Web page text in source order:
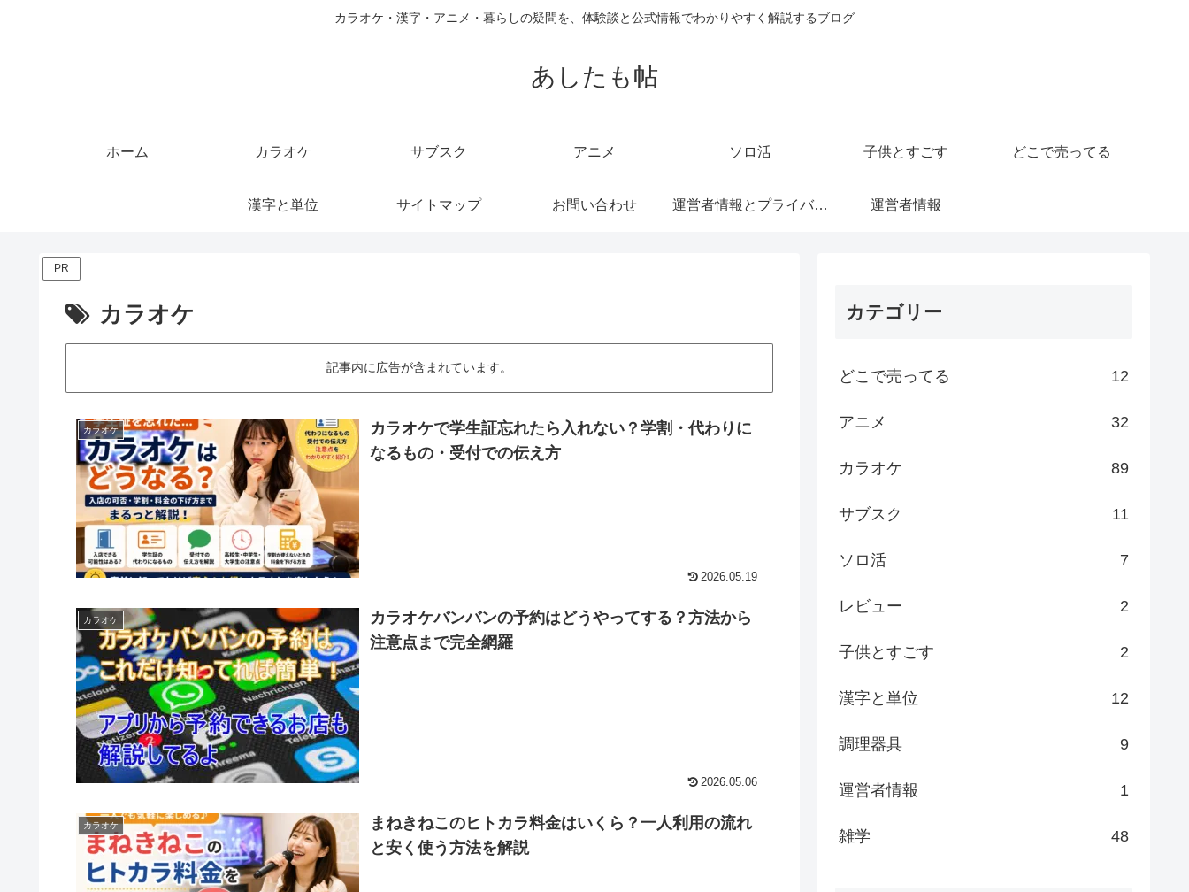
カラオケ・漢字・アニメ・暮らしの疑問を、体験談と公式情報でわかりやすく解説するブログ
あしたも帖
ホーム カラオケ サブスク アニメ ソロ活 子供とすごす どこで売ってる
漢字と単位 サイトマップ お問い合わせ 運営者情報とプライバシーポリシー 運営者情報
PR
カラオケ
記事内に広告が含まれています。
カラオケ
カラオケで学生証忘れたら入れない？学割・代わりに
なるもの・受付での伝え方
2026.05.19
カラオケ
カラオケバンバンの予約はどうやってする？方法から
注意点まで完全網羅
2026.05.06
カラオケ
まねきねこのヒトカラ料金はいくら？一人利用の流れ
と安く使う方法を解説
カテゴリー
どこで売ってる 12
アニメ 32
カラオケ 89
サブスク 11
ソロ活 7
レビュー 2
子供とすごす 2
漢字と単位 12
調理器具 9
運営者情報 1
雑学 48